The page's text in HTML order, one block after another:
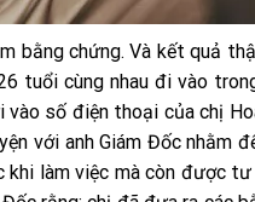
bằng chứng. Và kết quả
tuổi cùng nhau đi vào
số điện thoại của chị
với anh Giám Đốc nhằm
làm việc mà còn được tư